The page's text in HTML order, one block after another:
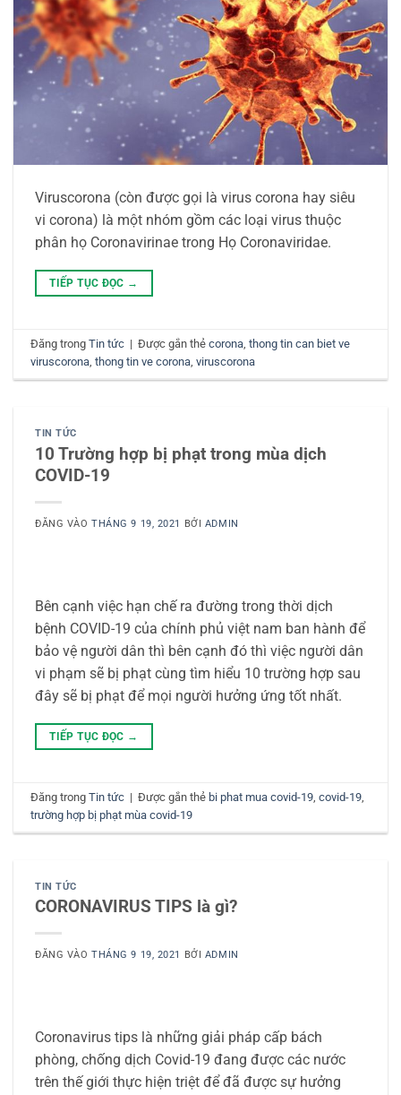
Viruscorona (còn được gọi là virus corona hay siêu
vi corona) là một nhóm gồm các loại virus thuộc
phân họ Coronavirinae trong Họ Coronaviridae.
TIẾP TỤC ĐỌC →
Đăng trongTin tức | Được gắn thẻcorona,thong tin can biet ve
viruscorona,thong tin ve corona,viruscorona
TIN TỨC
10 Trường hợp bị phạt trong mùa dịch
COVID-19
ĐĂNG VÀOTHÁNG 9 19, 2021 BỞI ADMIN
Bên cạnh việc hạn chế ra đường trong thời dịch
bệnh COVID-19 của chính phủ việt nam ban hành để
bảo vệ người dân thì bên cạnh đó thì việc người dân
vi phạm sẽ bị phạt cùng tìm hiểu 10 trường hợp sau
đây sẽ bị phạt để mọi người hưởng ứng tốt nhất.
TIẾP TỤC ĐỌC →
Đăng trongTin tức | Được gắn thẻ bi phat mua covid-19,covid-19,
trường hợp bị phạt mùa covid-19
TIN TỨC
CORONAVIRUS TIPS là gì?
ĐĂNG VÀOTHÁNG 9 19, 2021 BỞI ADMIN
Coronavirus tips là những giải pháp cấp bách
phòng, chống dịch Covid-19 đang được các nước
trên thế giới thực hiện triệt để đã được sự hưởng